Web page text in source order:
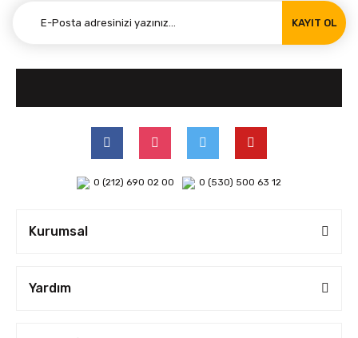
KAYIT OL
0 (212) 690 02 00 0 (530) 500 63 12
Kurumsal
Yardım